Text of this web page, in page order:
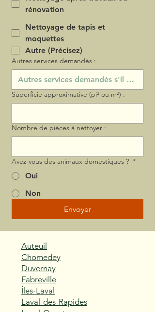
rénovation
Nettoyage de tapis et
moquettes
Autre (Précisez)
Autres services demandés :
Superficie approximative (pi² ou m²) :
Nombre de pièces à nettoyer :
Avez-vous des animaux domestiques ? *
Oui
Non
Envoyer
Auteuil
Chomedey
Duvernay
Fabreville
Îles-Laval
Laval-des-Rapides